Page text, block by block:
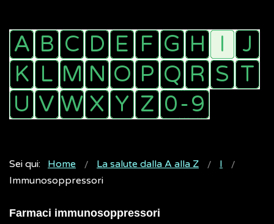
Sei qui: Home La salute dalla A alla Z
I
Immunosoppressori
Farmaci immunosoppressori